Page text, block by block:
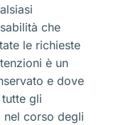
che
le richieste
è un
e dove
gli
nel corso degli